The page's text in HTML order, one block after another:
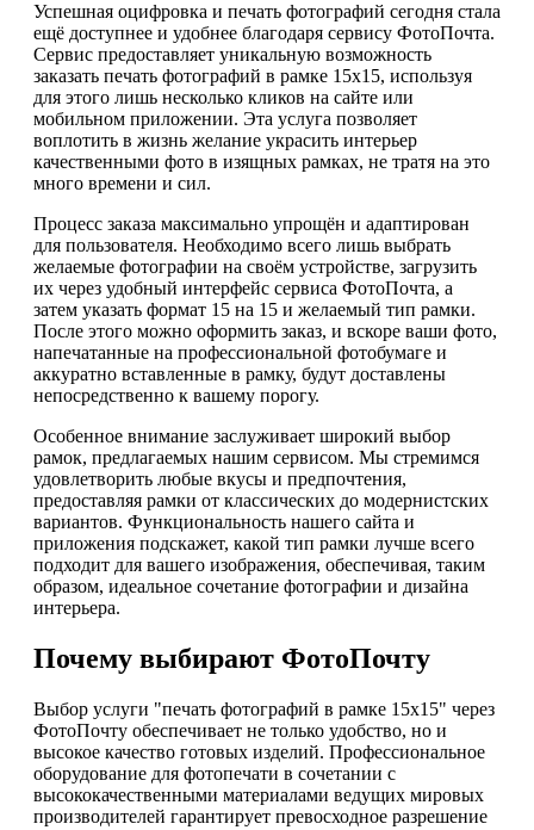
Успешная оцифровка и печать фотографий сегодня стала
ещё доступнее и удобнее благодаря сервису ФотоПочта.
Сервис предоставляет уникальную возможность
заказать печать фотографий в рамке 15х15, используя
для этого лишь несколько кликов на сайте или
мобильном приложении. Эта услуга позволяет
воплотить в жизнь желание украсить интерьер
качественными фото в изящных рамках, не тратя на это
много времени и сил.
Процесс заказа максимально упрощён и адаптирован
для пользователя. Необходимо всего лишь выбрать
желаемые фотографии на своём устройстве, загрузить
их через удобный интерфейс сервиса ФотоПочта, а
затем указать формат 15 на 15 и желаемый тип рамки.
После этого можно оформить заказ, и вскоре ваши фото,
напечатанные на профессиональной фотобумаге и
аккуратно вставленные в рамку, будут доставлены
непосредственно к вашему порогу.
Особенное внимание заслуживает широкий выбор
рамок, предлагаемых нашим сервисом. Мы стремимся
удовлетворить любые вкусы и предпочтения,
предоставляя рамки от классических до модернистских
вариантов. Функциональность нашего сайта и
приложения подскажет, какой тип рамки лучше всего
подходит для вашего изображения, обеспечивая, таким
образом, идеальное сочетание фотографии и дизайна
интерьера.
Почему выбирают ФотоПочту
Выбор услуги "печать фотографий в рамке 15х15" через
ФотоПочту обеспечивает не только удобство, но и
высокое качество готовых изделий. Профессиональное
оборудование для фотопечати в сочетании с
высококачественными материалами ведущих мировых
производителей гарантирует превосходное разрешение